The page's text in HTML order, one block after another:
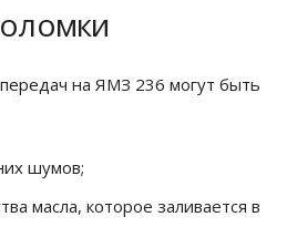
на ЯМЗ 236 могут быть
шумов;
масла, которое заливается в